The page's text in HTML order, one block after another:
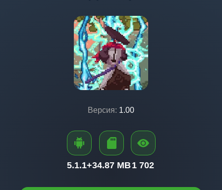
Версия: 1.00
5.1.1+34.87 MB1 702